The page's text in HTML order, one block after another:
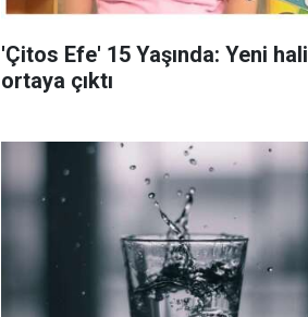
'Çitos Efe' 15 Yaşında: Yeni hali
ortaya çıktı